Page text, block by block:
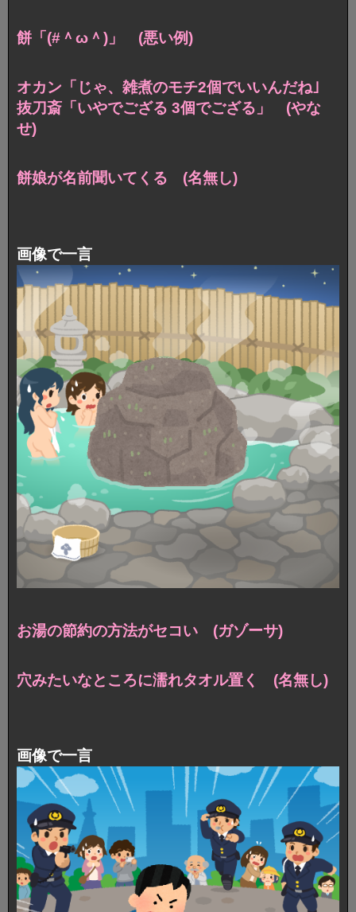
餅「(#＾ω＾)」 (悪い例)
オカン「じゃ、雑煮のモチ2個でいいんだね｣
抜刀斎「いやでござる 3個でござる」 (やな
せ)
餅娘が名前聞いてくる (名無し)
画像で一言
お湯の節約の方法がセコい (ガゾーサ)
穴みたいなところに濡れタオル置く (名無し)
画像で一言